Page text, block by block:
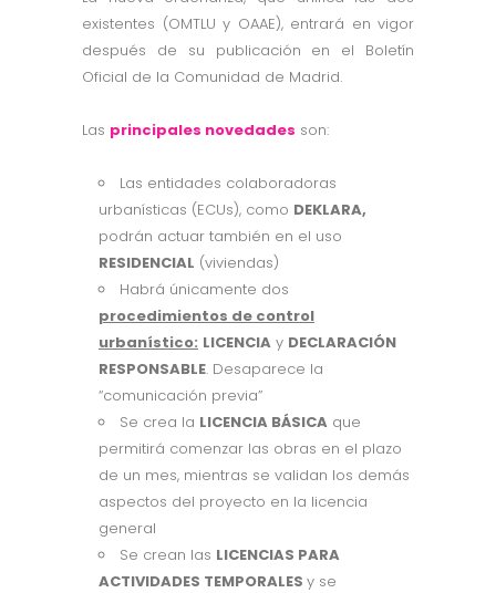
existentes (OMTLU y OAAE), entrará en vigor
después de su publicación en el Boletín
Oficial de la Comunidad de Madrid.
Las principales novedades son:
Las entidades colaboradoras
urbanísticas (ECUs), como DEKLARA,
podrán actuar también en el uso
RESIDENCIAL (viviendas)
Habrá únicamente dos
procedimientos de control
urbanístico: LICENCIA y DECLARACIÓN
RESPONSABLE. Desaparece la
“comunicación previa”
Se crea la LICENCIA BÁSICA que
permitirá comenzar las obras en el plazo
de un mes, mientras se validan los demás
aspectos del proyecto en la licencia
general
Se crean las LICENCIAS PARA
ACTIVIDADES TEMPORALES y se